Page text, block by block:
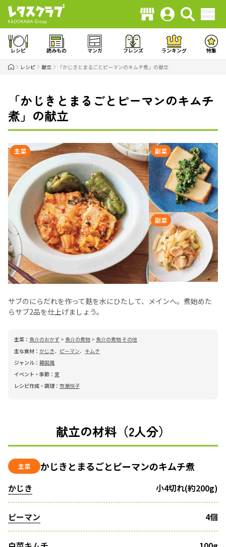
レシピ 読みもの マンガ フレンズ ランキング 特集
レシピ 献立 「かじきとまるごとピーマンのキムチ煮」の献立
「かじきとまるごとピーマンのキムチ
煮」の献立
主菜 副菜
副菜
サブのにらだれを作って麩を水にひたして、メインへ。煮始めた
らサブ2品を仕上げましょう。
主菜： 魚介のおかず > 魚介の煮物 > 魚介の煮物 その他
主な食材： かじき、 ピーマン、 キムチ
ジャンル： 韓国風
イベント・季節： 夏
レシピ作成・調理： 市瀬悦子
献立の材料（2人分）
主菜 かじきとまるごとピーマンのキムチ煮
かじき 小4切れ(約200g)
ピーマン 4個